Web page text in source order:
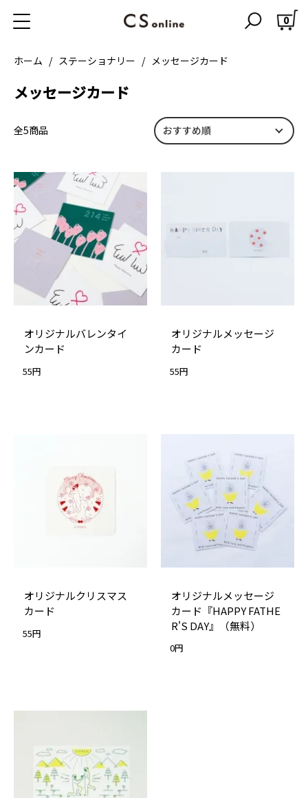
0
ホーム ステーショナリー メッセージカード
メッセージカード
全5商品
オリジナルバレンタイ
ンカード
55円
オリジナルメッセージ
カード
55円
オリジナルクリスマス
カード
55円
オリジナルメッセージ
カード『HAPPY FATHE
R'S DAY』（無料）
0円